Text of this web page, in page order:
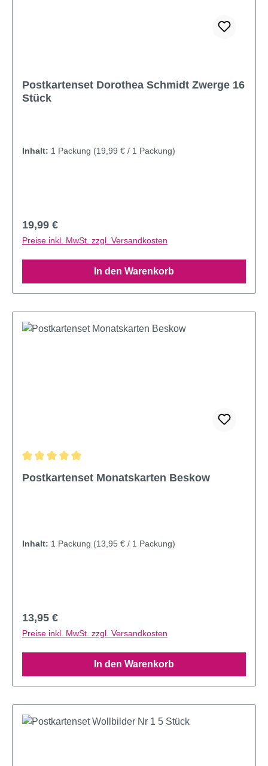
Postkartenset Dorothea Schmidt Zwerge 16
Stück
Inhalt: 1 Packung (19,99 € / 1 Packung)
Regulärer Preis:
19,99 €
Preise inkl. MwSt. zzgl. Versandkosten
In den Warenkorb
Postkartenset Monatskarten Beskow
Inhalt: 1 Packung (13,95 € / 1 Packung)
Regulärer Preis:
13,95 €
Preise inkl. MwSt. zzgl. Versandkosten
In den Warenkorb